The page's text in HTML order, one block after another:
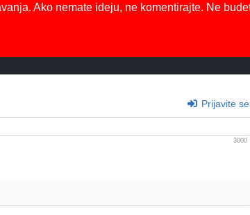
Ako nemate ideju, ne komentirajte. Ne
Prijavite se
3000